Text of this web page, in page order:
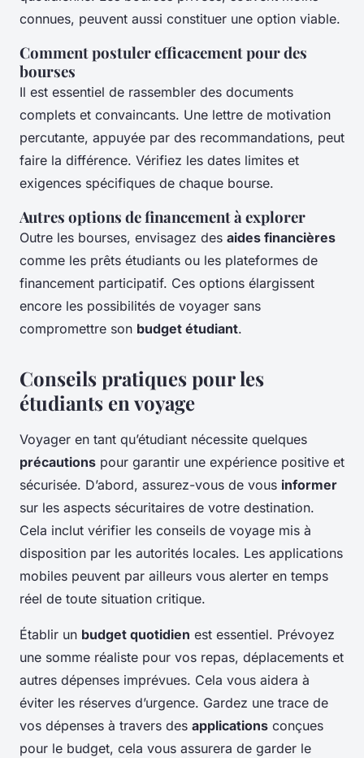
connues, peuvent aussi constituer une option viable.
Comment postuler efficacement pour des
bourses
Il est essentiel de rassembler des documents
complets et convaincants. Une lettre de motivation
percutante, appuyée par des recommandations, peut
faire la différence. Vérifiez les dates limites et
exigences spécifiques de chaque bourse.
Autres options de financement à explorer
Outre les bourses, envisagez des aides financières
comme les prêts étudiants ou les plateformes de
financement participatif. Ces options élargissent
encore les possibilités de voyager sans
compromettre son budget étudiant.
Conseils pratiques pour les
étudiants en voyage
Voyager en tant qu’étudiant nécessite quelques
précautions pour garantir une expérience positive et
sécurisée. D’abord, assurez-vous de vous informer
sur les aspects sécuritaires de votre destination.
Cela inclut vérifier les conseils de voyage mis à
disposition par les autorités locales. Les applications
mobiles peuvent par ailleurs vous alerter en temps
réel de toute situation critique.
Établir un budget quotidien est essentiel. Prévoyez
une somme réaliste pour vos repas, déplacements et
autres dépenses imprévues. Cela vous aidera à
éviter les réserves d’urgence. Gardez une trace de
vos dépenses à travers des applications conçues
pour le budget, cela vous assurera de garder le